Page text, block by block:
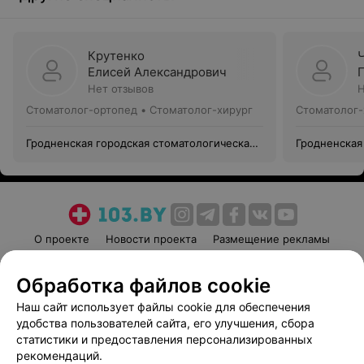
Крутенко
Елисей Александрович
Нет отзывов
Стоматолог-ортопед • Стоматолог-хирург
Гродненская городская стоматологическая
О проекте Новости проекта
Размещение рекламы
Пользовательское соглашение
Способы оплаты
Вакансии
Партнеры
Написать руководителю 103.by
Обработка файлов cookie
Наш сайт использует файлы cookie для обеспечения
удобства пользователей сайта, его улучшения, сбора
статистики и предоставления персонализированных
рекомендаций.